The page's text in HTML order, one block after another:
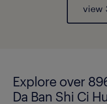
view
Explore over
Da Ban Shi Ci